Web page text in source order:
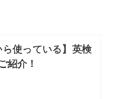
ら使っている】英検
紹介！